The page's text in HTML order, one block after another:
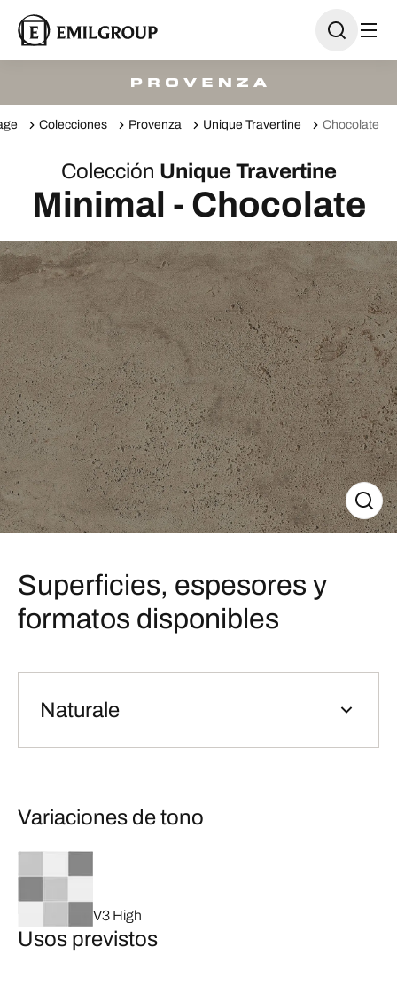
Colecciones Provenza Unique Travertine Chocolate
Colección Unique Travertine
Minimal - Chocolate
Superficies, espesores y
formatos disponibles
Naturale
Variaciones de tono
V3 High
Usos previstos